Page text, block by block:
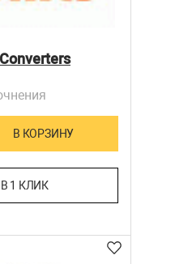
В КОРЗИНУ
1 КЛИК